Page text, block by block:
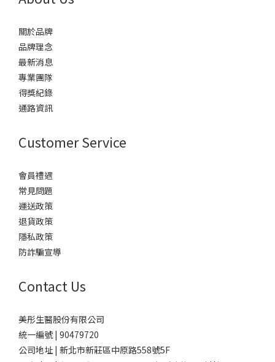
關於品牌
品牌理念
最新消息
專業團隊
得獎紀錄
通路資訊
Customer Service
會員禮遇
常見問題
運送政策
退貨政策
隱私政策
防詐騙宣導
Contact Us
美彤生醫股份有限公司
統一編號 | 90479720
公司地址 | 新北市新莊區中原路558號5F